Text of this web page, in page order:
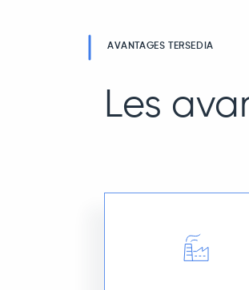
AVANTAGES TERSEDIA
Les